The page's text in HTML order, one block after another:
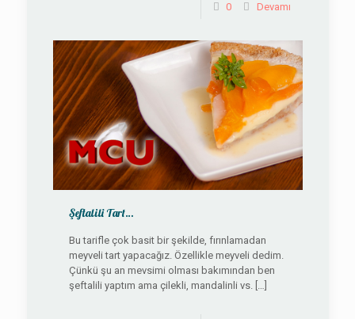
0 Devamı
Şeftalili Tart…
Bu tarifle çok basit bir şekilde, fırınlamadan
meyveli tart yapacağız. Özellikle meyveli dedim.
Çünkü şu an mevsimi olması bakımından ben
şeftalili yaptım ama çilekli, mandalinli vs.[…]